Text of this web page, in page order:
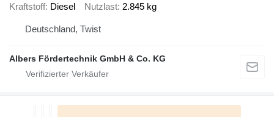
Kraftstoff Diesel Nutzlast 2.845 kg
Deutschland, Twist
Albers Fördertechnik GmbH & Co. KG